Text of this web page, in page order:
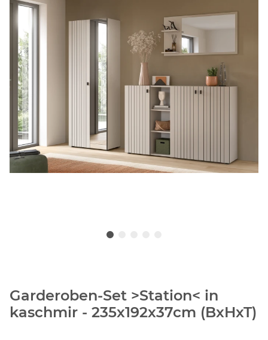
Garderoben-Set >Station< in
kaschmir - 235x192x37cm (BxHxT)